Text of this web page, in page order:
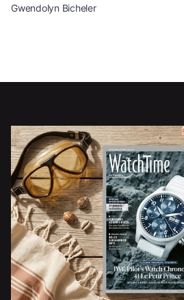
Gwendolyn Bicheler